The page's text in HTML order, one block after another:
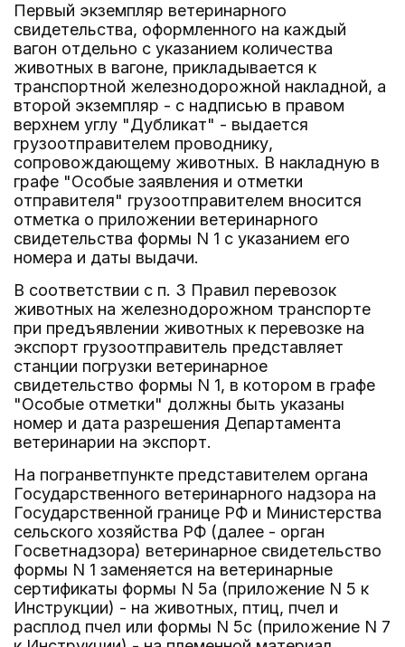
Первый экземпляр ветеринарного
свидетельства, оформленного на каждый
вагон отдельно с указанием количества
животных в вагоне, прикладывается к
транспортной железнодорожной накладной, а
второй экземпляр - с надписью в правом
верхнем углу "Дубликат" - выдается
грузоотправителем проводнику,
сопровождающему животных. В накладную в
графе "Особые заявления и отметки
отправителя" грузоотправителем вносится
отметка о приложении ветеринарного
свидетельства формы N 1 с указанием его
номера и даты выдачи.
В соответствии с п. 3 Правил перевозок
животных на железнодорожном транспорте
при предъявлении животных к перевозке на
экспорт грузоотправитель представляет
станции погрузки ветеринарное
свидетельство формы N 1, в котором в графе
"Особые отметки" должны быть указаны
номер и дата разрешения Департамента
ветеринарии на экспорт.
На погранветпункте представителем органа
Государственного ветеринарного надзора на
Государственной границе РФ и Министерства
сельского хозяйства РФ (далее - орган
Госветнадзора) ветеринарное свидетельство
формы N 1 заменяется на ветеринарные
сертификаты формы N 5а (приложение N 5 к
Инструкции) - на животных, птиц, пчел и
расплод пчел или формы N 5с (приложение N 7